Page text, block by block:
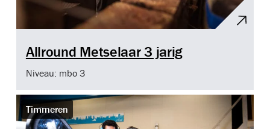
Allround Metselaar 3 jarig
Niveau: mbo 3
Timmeren